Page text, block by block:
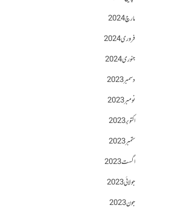
مارچ 2024
فروری 2024
جنوری 2024
دسمبر 2023
نومبر 2023
اکتوبر 2023
ستمبر 2023
اگست 2023
جولائی 2023
جون 2023